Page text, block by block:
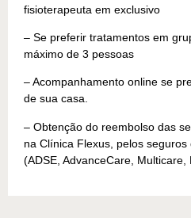
fisioterapeuta em exclusivo
– Se preferir tratamentos em
máximo de 3 pessoas
– Acompanhamento online se
de sua casa.
– Obtenção do reembolso das
na Clínica Flexus, pelos
(ADSE, AdvanceCare,